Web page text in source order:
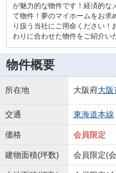
が魅力的な物件です！経済的な
て物件！夢のマイホームをお求
り扱う当社にご用命ください
わりに合わせた物件をご紹介い
物件概要
所在地 大阪府大阪
交通 東海道本線
価格 会員限定
建物面積(坪数) 会員限定(